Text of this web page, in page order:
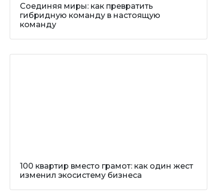
Соединяя миры: как превратить
гибридную команду в настоящую
команду
100 квартир вместо грамот: как один жест
изменил экосистему бизнеса